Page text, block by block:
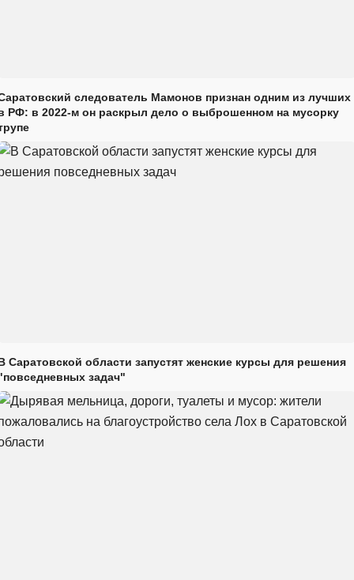
следователь Мамонов признан одним из лучших
РФ: в 2022-м он раскрыл дело о выброшенном на мусорку
Саратовской области запустят женские курсы для решения
задач"